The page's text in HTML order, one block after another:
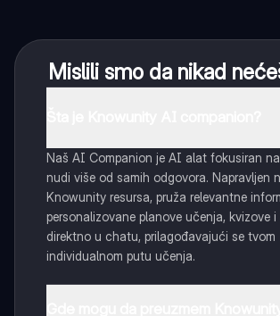
Mislili smo da nikad
Naš AI Companion je AI alat fokusiran
nudi više od samih odgovora. Napravljen
Knowunity resursa, pruža relevantne
personalizovane planove učenja, kvizove i
direktno u chatu, prilagođavajući se tvom
individualnom putu učenja.